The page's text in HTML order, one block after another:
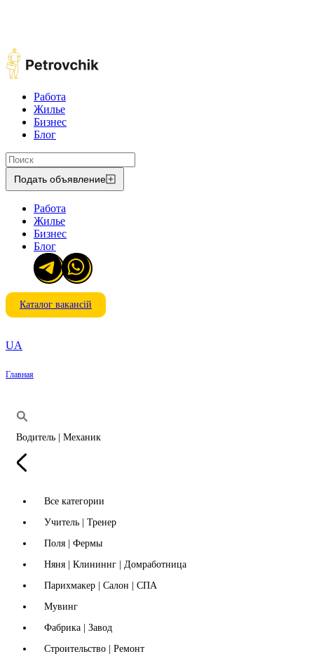
Работа
Жилье
Бизнес
Блог
Подать объявление
Работа
Жилье
Бизнес
Блог
Каталог вакансій
UA
Главная
Водитель | Механик
Все категории
Учитель | Тренер
Поля | Фермы
Няня | Клининнг | Домработница
Парихмакер | Салон | СПА
Мувинг
Фабрика | Завод
Строительство | Ремонт